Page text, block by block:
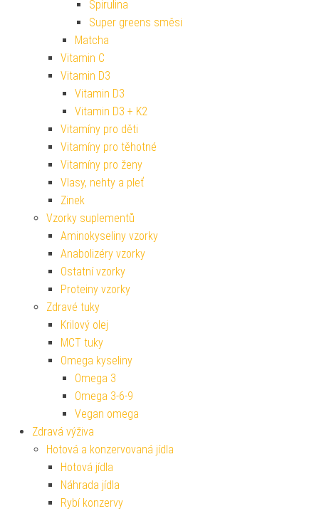
Spirulina
Super greens směsi
Matcha
Vitamin C
Vitamin D3
Vitamin D3
Vitamin D3 + K2
Vitamíny pro děti
Vitamíny pro těhotné
Vitamíny pro ženy
Vlasy, nehty a pleť
Zinek
Vzorky suplementů
Aminokyseliny vzorky
Anabolizéry vzorky
Ostatní vzorky
Proteiny vzorky
Zdravé tuky
Krilový olej
MCT tuky
Omega kyseliny
Omega 3
Omega 3-6-9
Vegan omega
Zdravá výživa
Hotová a konzervovaná jídla
Hotová jídla
Náhrada jídla
Rybí konzervy